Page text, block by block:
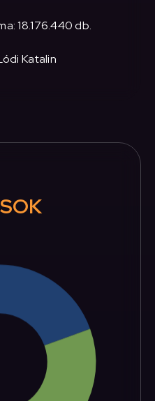
18.176.440 db.
Katalin